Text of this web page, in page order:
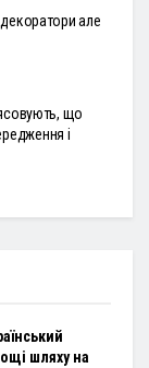
декоратори але
що
і
шляху на